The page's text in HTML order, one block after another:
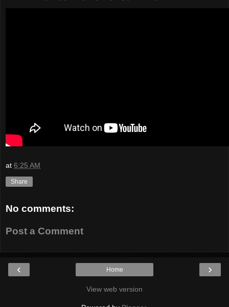
at 6:25 AM
Share
No comments:
Post a Comment
‹ ›
Home
View web version